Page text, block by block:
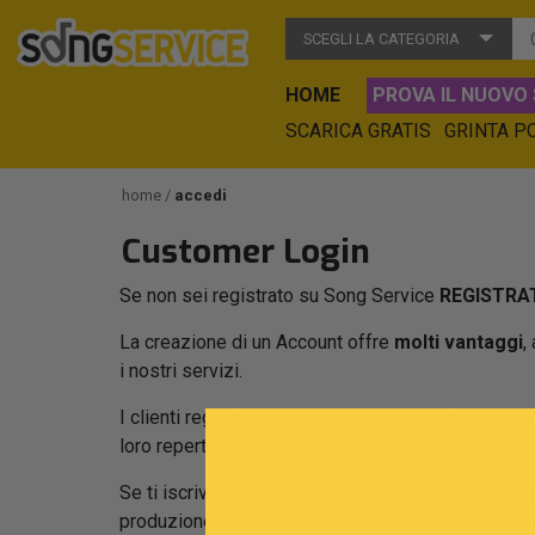
SCEGLI LA CATEGORIA
HOME PROVA IL NUOVO
SCARICA GRATIS
GRINTA
home accedi
Customer Login
Se non sei registrato su Song Service
La creazione di un Account offre molti vantaggi,
i nostri servizi.
I clienti registrati possono consultare tutti i loro
loro repertorio in
Se ti iscrivi alla
potrai
produzione e ricevere informazioni puntuali su